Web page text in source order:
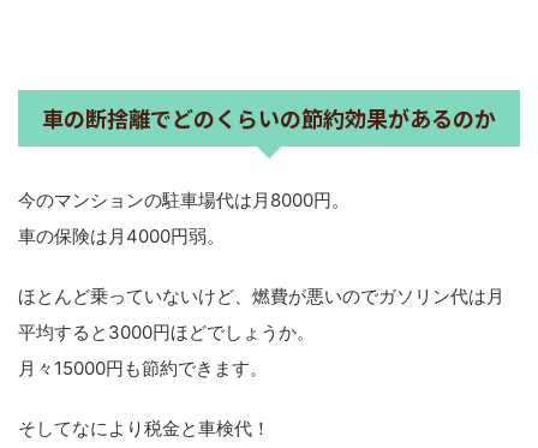
車の断捨離でどのくらいの節約効果があるのか
今のマンションの駐車場代は月8000円。
車の保険は月4000円弱。
ほとんど乗っていないけど、燃費が悪いのでガソリン代は月
平均すると3000円ほどでしょうか。
月々15000円も節約できます。
そしてなにより税金と車検代！